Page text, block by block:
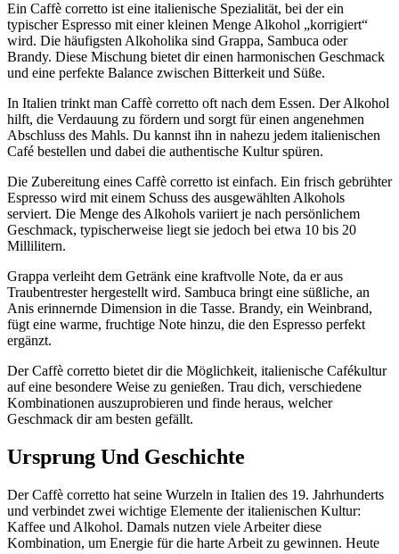
Ein Caffè corretto ist eine italienische Spezialität, bei der ein
typischer Espresso mit einer kleinen Menge Alkohol „korrigiert“
wird. Die häufigsten Alkoholika sind Grappa, Sambuca oder
Brandy. Diese Mischung bietet dir einen harmonischen Geschmack
und eine perfekte Balance zwischen Bitterkeit und Süße.
In Italien trinkt man Caffè corretto oft nach dem Essen. Der Alkohol
hilft, die Verdauung zu fördern und sorgt für einen angenehmen
Abschluss des Mahls. Du kannst ihn in nahezu jedem italienischen
Café bestellen und dabei die authentische Kultur spüren.
Die Zubereitung eines Caffè corretto ist einfach. Ein frisch gebrühter
Espresso wird mit einem Schuss des ausgewählten Alkohols
serviert. Die Menge des Alkohols variiert je nach persönlichem
Geschmack, typischerweise liegt sie jedoch bei etwa 10 bis 20
Millilitern.
Grappa verleiht dem Getränk eine kraftvolle Note, da er aus
Traubentrester hergestellt wird. Sambuca bringt eine süßliche, an
Anis erinnernde Dimension in die Tasse. Brandy, ein Weinbrand,
fügt eine warme, fruchtige Note hinzu, die den Espresso perfekt
ergänzt.
Der Caffè corretto bietet dir die Möglichkeit, italienische Cafékultur
auf eine besondere Weise zu genießen. Trau dich, verschiedene
Kombinationen auszuprobieren und finde heraus, welcher
Geschmack dir am besten gefällt.
Ursprung Und Geschichte
Der Caffè corretto hat seine Wurzeln in Italien des 19. Jahrhunderts
und verbindet zwei wichtige Elemente der italienischen Kultur:
Kaffee und Alkohol. Damals nutzen viele Arbeiter diese
Kombination, um Energie für die harte Arbeit zu gewinnen. Heute